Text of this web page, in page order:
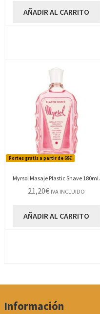
AÑADIR AL CARRITO
Portes gratis a partir de 69€
Myrsol Masaje Plastic Shave 180ml.
21,20€ IVA INCLUIDO
AÑADIR AL CARRITO
Información